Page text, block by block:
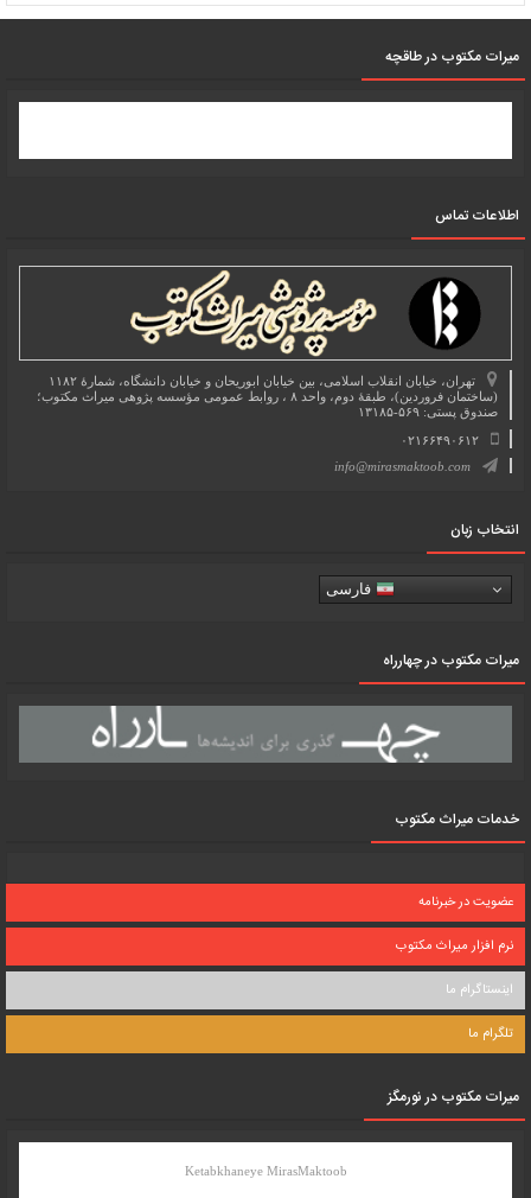
میرات مکتوب در طاقچه
اطلاعات تماس
تهران، خیابان انقلاب اسلامی، بین خیابان ابوریحان و خیابان دانشگاه، شمارۀ ۱۱۸۲
(ساختمان فروردین)، طبقۀ دوم، واحد ۸ ، روابط عمومی مؤسسه پژوهی میراث مکتوب؛
صندوق پستی: ۵۶۹-۱۳۱۸۵
۰۲۱۶۶۴۹۰۶۱۲
info@mirasmaktoob.com
انتخاب زبان
فارسی
میرات مکتوب در چهارراه
خدمات میراث مکتوب
عضویت در خبرنامه
نرم افزار میراث مکتوب
اینستاگرام ما
تلگرام ما
میرات مکتوب در نورمگز
Ketabkhaneye MirasMaktoob